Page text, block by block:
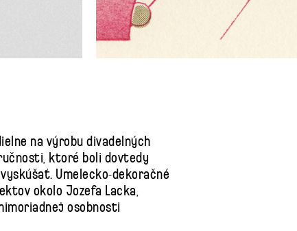
na výrobu divadelných
ktoré boli dovtedy
Umelecko-dekoračné
okolo Jozefa Lacka,
osobnosti